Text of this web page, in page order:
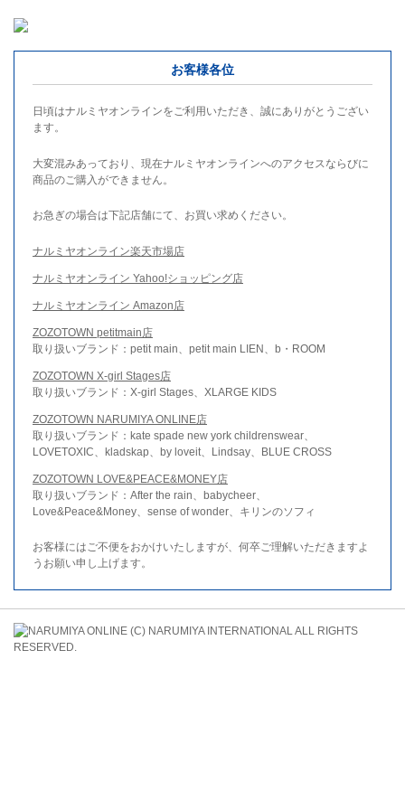
お客様各位
日頃はナルミヤオンラインをご利用いただき、誠にありがとうござい
ます。
大変混みあっており、現在ナルミヤオンラインへのアクセスならびに
商品のご購入ができません。
お急ぎの場合は下記店舗にて、お買い求めください。
ナルミヤオンライン楽天市場店
ナルミヤオンライン Yahoo!ショッピング店
ナルミヤオンライン Amazon店
ZOZOTOWN petitmain店
取り扱いブランド：petit main、petit main LIEN、b・ROOM
ZOZOTOWN X-girl Stages店
取り扱いブランド：X-girl Stages、XLARGE KIDS
ZOZOTOWN NARUMIYA ONLINE店
取り扱いブランド：kate spade new york childrenswear、
LOVETOXIC、kladskap、by loveit、Lindsay、BLUE CROSS
ZOZOTOWN LOVE&PEACE&MONEY店
取り扱いブランド：After the rain、babycheer、
Love&Peace&Money、sense of wonder、キリンのソフィ
お客様にはご不便をおかけいたしますが、何卒ご理解いただきますよ
うお願い申し上げます。